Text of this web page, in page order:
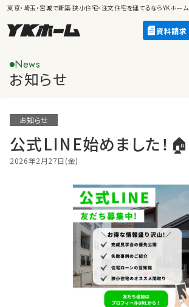
東京・埼玉・宮城で新築 狭小住宅・注文住宅を建てるならYKホーム
資料請求
News
お知らせ
お知らせ
公式LINE始めました！🏠
2026年2月27日(金)